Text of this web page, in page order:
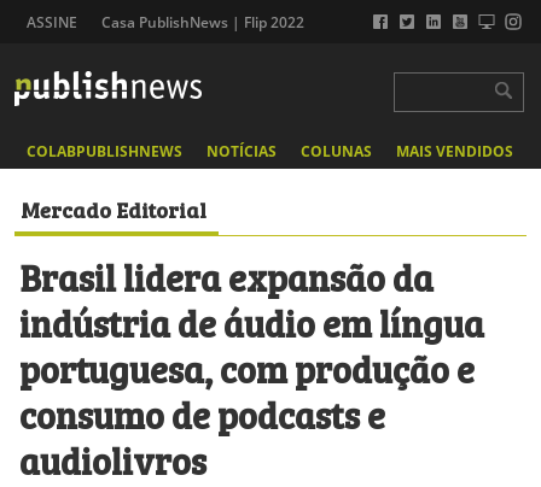
ASSINE Casa PublishNews | Flip 2022
COLABPUBLISHNEWS NOTÍCIAS COLUNAS MAIS VENDIDOS
Mercado Editorial
Brasil lidera expansão da
indústria de áudio em língua
portuguesa, com produção e
consumo de podcasts e
audiolivros